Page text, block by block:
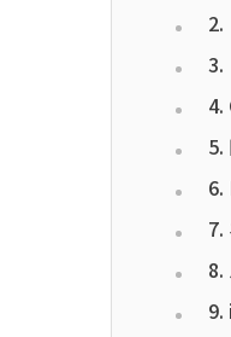
2.
3.
4.
5.
6.
7.
8.
9.